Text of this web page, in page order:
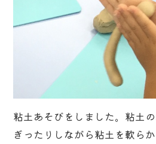
粘土あそびをしました。粘土
ぎったりしながら粘土を軟ら